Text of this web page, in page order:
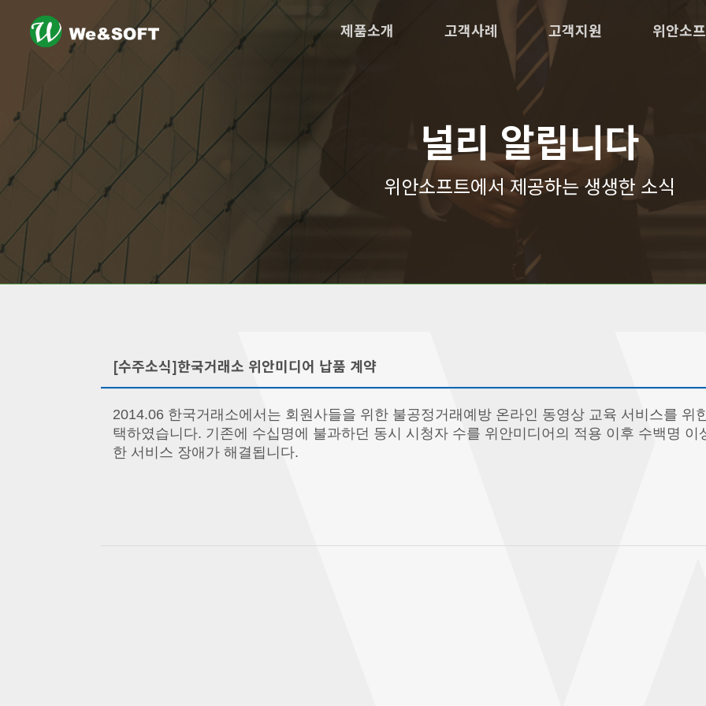
logo
제품소개 고객사례 고객지원 위안소
널리 알립니다
위안소프트에서 제공하는 생생한 소식
[수주소식]한국거래소 위안미디어 납품 계약
2014.06 한국거래소에서는 회원사들을 위한 불공정거래예방 온라인 동영상 교육 서비스를 위
택하였습니다. 기존에 수십명에 불과하던 동시 시청자 수를 위안미디어의 적용 이후 수백명
한 서비스 장애가 해결됩니다.